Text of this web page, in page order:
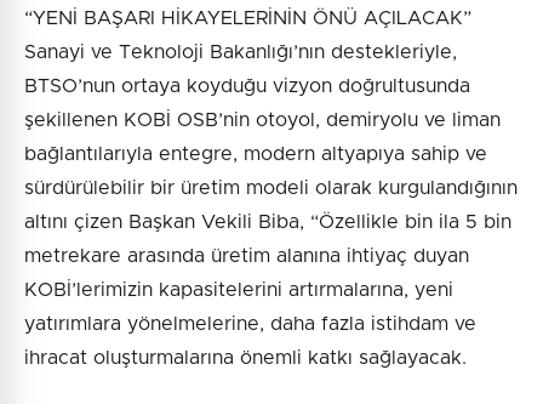
“YENİ BAŞARI HİKAYELERİNİN ÖNÜ AÇILACAK”
Sanayi ve Teknoloji Bakanlığı’nın destekleriyle,
BTSO’nun ortaya koyduğu vizyon doğrultusunda
şekillenen KOBİ OSB’nin otoyol, demiryolu ve liman
bağlantılarıyla entegre, modern altyapıya sahip ve
sürdürülebilir bir üretim modeli olarak kurgulandığının
altını çizen Başkan Vekili Biba, “Özellikle bin ila 5 bin
metrekare arasında üretim alanına ihtiyaç duyan
KOBİ’lerimizin kapasitelerini artırmalarına, yeni
yatırımlara yönelmelerine, daha fazla istihdam ve
ihracat oluşturmalarına önemli katkı sağlayacak.